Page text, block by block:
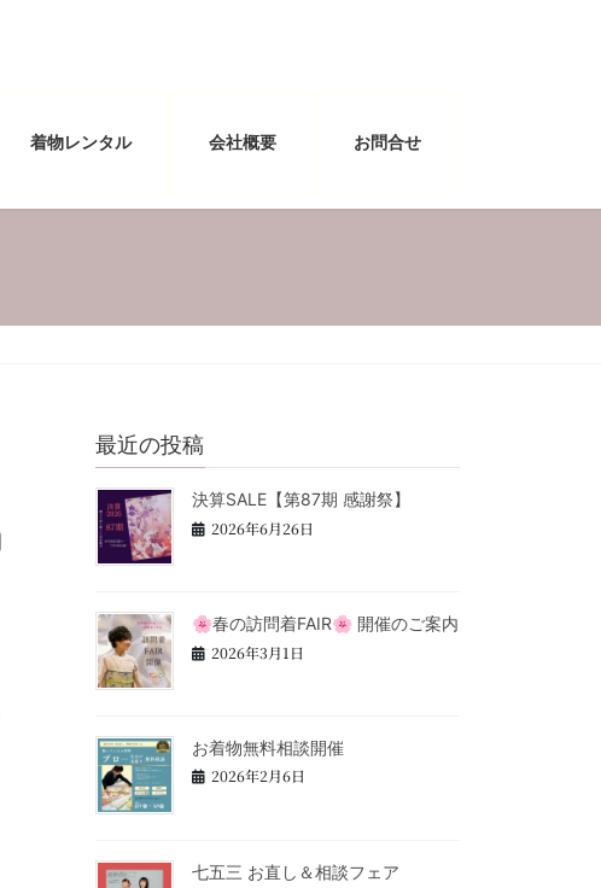
着物レンタル 会社概要 お問合せ
最近の投稿
決算SALE【第87期 感謝祭】
2026年6月26日
🌸春の訪問着FAIR🌸 開催のご案内
2026年3月1日
お着物無料相談開催
2026年2月6日
七五三 お直し＆相談フェア